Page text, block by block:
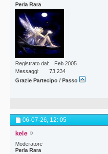
Perla Rara
Registrato dal
Feb 2005
Messaggi
73,234
Grazie Partecipo / Passo
06-07-26, 12: 05
kele
Moderatore
Perla Rara